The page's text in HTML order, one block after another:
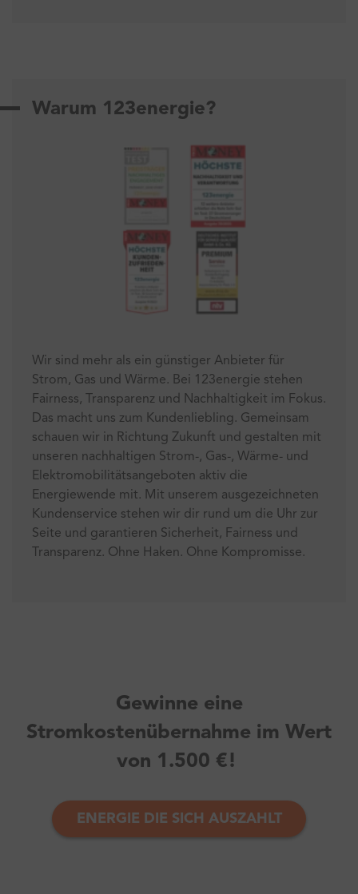
Warum 123energie?
Wir sind mehr als ein günstiger Anbieter für
Strom, Gas und Wärme. Bei 123energie stehen
Fairness, Transparenz und Nachhaltigkeit im Fokus.
Das macht uns zum Kundenliebling. Gemeinsam
schauen wir in Richtung Zukunft und gestalten mit
unseren nachhaltigen Strom-, Gas-, Wärme- und
Elektromobilitätsangeboten aktiv die
Energiewende mit. Mit unserem ausgezeichneten
Kundenservice stehen wir dir rund um die Uhr zur
Seite und garantieren Sicherheit, Fairness und
Transparenz. Ohne Haken. Ohne Kompromisse.
Gewinne eine
Stromkostenübernahme im Wert
von 1.500 €!
ENERGIE DIE SICH AUSZAHLT